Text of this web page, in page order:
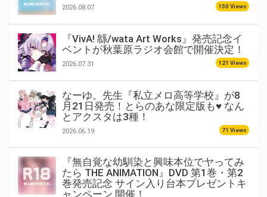
2026.08.07 150 Views
『VivA! 緜/wata Art Works』発売記念イ
ベントが秋葉原ラジオ会館で開催決定！
2026.07.31 121 Views
なーゆ。先生『私立メロ高等学校』が8
月21日発売！とらのあな限定版も♥ なん
とアクスタは3種！
2026.06.19 71 Views
『無自覚な幼馴染と興味本位でヤってみ
たら THE ANIMATION』DVD 第1巻・第2
巻発売記念 サイン入り台本プレゼントキ
ャンペーン 開催！